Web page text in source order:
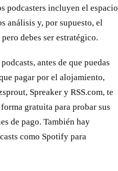
podcasters incluyen el espacio
análisis y, por supuesto, el
debes ser estratégico.
antes de que puedas
pagar por el alojamiento,
Spreaker y RSS.com, te
gratuita para probar sus
de pago. También hay
como Spotify para